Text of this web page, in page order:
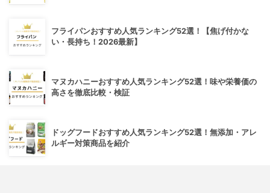
フライパンおすすめ人気ランキング52選！【焦げ付かな
い・長持ち！2026最新】
マヌカハニーおすすめ人気ランキング52選！味や栄養価の
高さを徹底比較・検証
ドッグフードおすすめ人気ランキング52選！無添加・アレ
ルギー対策商品を紹介